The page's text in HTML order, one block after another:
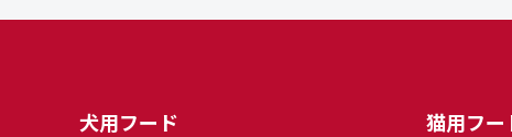
犬用フード 猫用フー